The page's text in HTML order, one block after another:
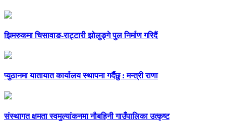
झिमरुकमा चिसावाङ-राट्टारी झोलुङ्गे पुल निर्माण गरिदैं
प्युठानमा यातायात कार्यालय स्थापना गर्दैछु : मन्त्री राणा
संस्थागत क्षमता स्वमुल्यांकनमा नौबहिनी गाउँपालिका उत्कृष्ट